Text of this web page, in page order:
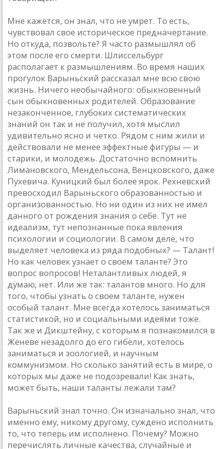
Мне кажется, он знал, что не умрет. То есть,
чувствовал свое историческое предначертание.
Но откуда, позвольте? Я часто размышлял об
этом после его смерти. Шлиссельбург
располагает к размышлениям. Во время наших
прогулок Варыньский рассказал мне всю свою
жизнь. Ничего необычайного: обыкновенный
сын обыкновенных родителей. Образование
незаконченное, глубоких систематических
знаний он так и не получил, хотя мыслил
удивительно ясно и четко. Рядом с ним жили и
действовали не менее эффектные фигуры — и
старики, и молодежь. Достаточно вспомнить
Лимановского, Мендельсона, Венцковского, даже
Пухевича. Куницкий был более ярок. Рехневский
превосходил Варыньского образованностью и
организованностью. Но ни один из них не имел
данного от рождения знания о себе. Тут не
идеализм, тут непознанные пока явления
психологии и социологии. В самом деле, что
выделяет человека из ряда подобных? — Талант!
Но как человек узнает о своем таланте? Это
вопрос вопросов! Неталантливых людей, я
думаю, нет. Или же так: талантов много. Но для
того, чтобы узнать о своем таланте, нужен
особый талант. Мне всегда хотелось заниматься
статистикой, но и социальными идеями тоже.
Так же и Дикштейну, с которым я познакомился в
Женеве незадолго до его гибели, хотелось
заниматься и зоологией, и научным
коммунизмом. Но сколько занятий есть в мире, о
которых мы даже не подозревали! Как знать,
может быть, наши таланты лежали там?
Варыньский знал точно. Он изначально знал, что
именно ему, никому другому, суждено исполнить
то, что теперь им исполнено. Почему? Можно
перечислять личные качества, случайные и